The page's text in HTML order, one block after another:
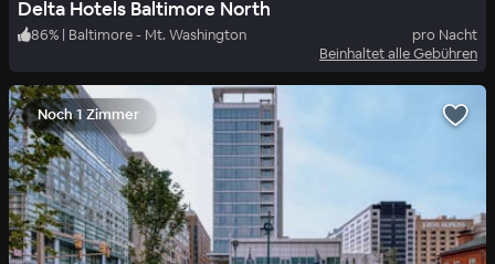
Delta Hotels Baltimore North
86% | Baltimore - Mt. Washington
pro Nacht
Beinhaltet alle Gebühren
Noch 1 Zimmer